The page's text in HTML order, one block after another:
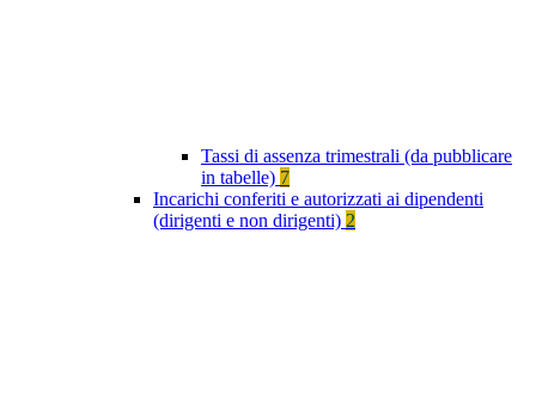
Tassi di assenza trimestrali (da pubblicare
in tabelle) 7
Incarichi conferiti e autorizzati ai dipendenti
(dirigenti e non dirigenti) 2